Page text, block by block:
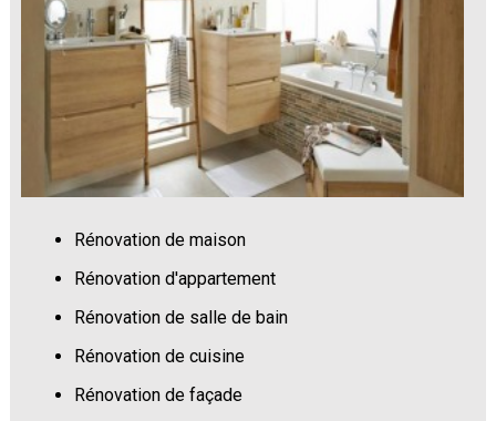
Rénovation de maison
Rénovation d'appartement
Rénovation de salle de bain
Rénovation de cuisine
Rénovation de façade